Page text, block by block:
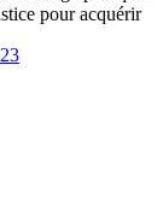
pour acquérir